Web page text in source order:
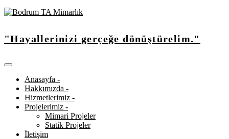
"Hayallerinizi gerçeğe dönüştürelim."
Anasayfa -
Hakkımızda -
Hizmetlerimiz -
Projelerimiz -
Mimari Projeler
Statik Projeler
İletişim